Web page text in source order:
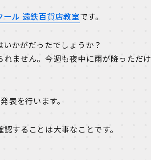
ル 遠鉄百貨店教室です。
かがだったでしょうか？
ません。今週も夜中に雨が降っただけ
表を行います。
することは大事なことです。